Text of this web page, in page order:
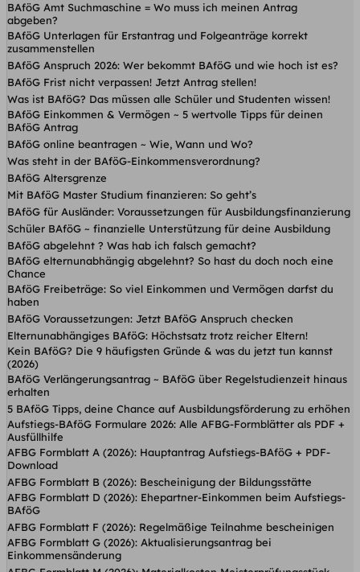
BAföG Amt Suchmaschine = Wo muss ich meinen Antrag
abgeben?
BAföG Unterlagen für Erstantrag und Folgeanträge korrekt
zusammenstellen
BAföG Anspruch 2026: Wer bekommt BAföG und wie hoch ist es?
BAföG Frist nicht verpassen! Jetzt Antrag stellen!
Was ist BAföG? Das müssen alle Schüler und Studenten wissen!
BAföG Einkommen & Vermögen ~ 5 wertvolle Tipps für deinen
BAföG Antrag
BAföG online beantragen ~ Wie, Wann und Wo?
Was steht in der BAföG-Einkommensverordnung?
BAföG Altersgrenze
Mit BAföG Master Studium finanzieren: So geht’s
BAföG für Ausländer: Voraussetzungen für Ausbildungsfinanzierung
Schüler BAföG ~ finanzielle Unterstützung für deine Ausbildung
BAföG abgelehnt ? Was hab ich falsch gemacht?
BAföG elternunabhängig abgelehnt? So hast du doch noch eine
Chance
BAföG Freibeträge: So viel Einkommen und Vermögen darfst du
haben
BAföG Voraussetzungen: Jetzt BAföG Anspruch checken
Elternunabhängiges BAföG: Höchstsatz trotz reicher Eltern!
Kein BAföG? Die 9 häufigsten Gründe & was du jetzt tun kannst
(2026)
BAföG Verlängerungsantrag ~ BAföG über Regelstudienzeit hinaus
erhalten
5 BAföG Tipps, deine Chance auf Ausbildungsförderung zu erhöhen
Aufstiegs-BAföG Formulare 2026: Alle AFBG-Formblätter als PDF +
Ausfüllhilfe
AFBG Formblatt A (2026): Hauptantrag Aufstiegs-BAföG + PDF-
Download
AFBG Formblatt B (2026): Bescheinigung der Bildungsstätte
AFBG Formblatt D (2026): Ehepartner-Einkommen beim Aufstiegs-
BAföG
AFBG Formblatt F (2026): Regelmäßige Teilnahme bescheinigen
AFBG Formblatt G (2026): Aktualisierungsantrag bei
Einkommensänderung